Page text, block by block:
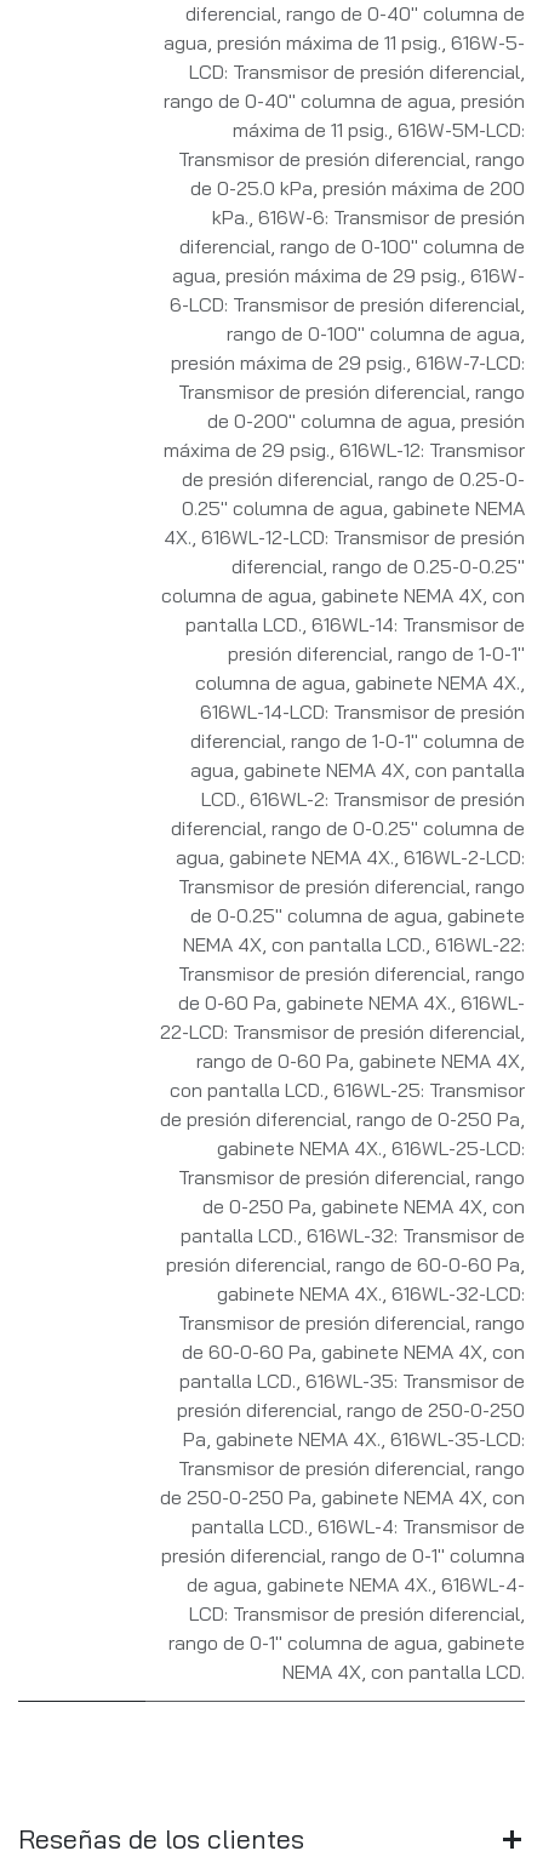
diferencial, rango de 0-40" columna de
agua, presión máxima de 11 psig., 616W-5-
LCD: Transmisor de presión diferencial,
rango de 0-40" columna de agua, presión
máxima de 11 psig., 616W-5M-LCD:
Transmisor de presión diferencial, rango
de 0-25.0 kPa, presión máxima de 200
kPa., 616W-6: Transmisor de presión
diferencial, rango de 0-100" columna de
agua, presión máxima de 29 psig., 616W-
6-LCD: Transmisor de presión diferencial,
rango de 0-100" columna de agua,
presión máxima de 29 psig., 616W-7-LCD:
Transmisor de presión diferencial, rango
de 0-200" columna de agua, presión
máxima de 29 psig., 616WL-12: Transmisor
de presión diferencial, rango de 0.25-0-
0.25" columna de agua, gabinete NEMA
4X., 616WL-12-LCD: Transmisor de presión
diferencial, rango de 0.25-0-0.25"
columna de agua, gabinete NEMA 4X, con
pantalla LCD., 616WL-14: Transmisor de
presión diferencial, rango de 1-0-1"
columna de agua, gabinete NEMA 4X.,
616WL-14-LCD: Transmisor de presión
diferencial, rango de 1-0-1" columna de
agua, gabinete NEMA 4X, con pantalla
LCD., 616WL-2: Transmisor de presión
diferencial, rango de 0-0.25" columna de
agua, gabinete NEMA 4X., 616WL-2-LCD:
Transmisor de presión diferencial, rango
de 0-0.25" columna de agua, gabinete
NEMA 4X, con pantalla LCD., 616WL-22:
Transmisor de presión diferencial, rango
de 0-60 Pa, gabinete NEMA 4X., 616WL-
22-LCD: Transmisor de presión diferencial,
rango de 0-60 Pa, gabinete NEMA 4X,
con pantalla LCD., 616WL-25: Transmisor
de presión diferencial, rango de 0-250 Pa,
gabinete NEMA 4X., 616WL-25-LCD:
Transmisor de presión diferencial, rango
de 0-250 Pa, gabinete NEMA 4X, con
pantalla LCD., 616WL-32: Transmisor de
presión diferencial, rango de 60-0-60 Pa,
gabinete NEMA 4X., 616WL-32-LCD:
Transmisor de presión diferencial, rango
de 60-0-60 Pa, gabinete NEMA 4X, con
pantalla LCD., 616WL-35: Transmisor de
presión diferencial, rango de 250-0-250
Pa, gabinete NEMA 4X., 616WL-35-LCD:
Transmisor de presión diferencial, rango
de 250-0-250 Pa, gabinete NEMA 4X, con
pantalla LCD., 616WL-4: Transmisor de
presión diferencial, rango de 0-1" columna
de agua, gabinete NEMA 4X., 616WL-4-
LCD: Transmisor de presión diferencial,
rango de 0-1" columna de agua, gabinete
NEMA 4X, con pantalla LCD.
Reseñas de los clientes